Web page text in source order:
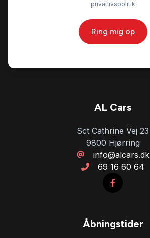
privatlivspolitik
Ring mig op
AL Cars
Sct Cathrine Vej 23
9800 Hjørring
info@alcars.dk
69 16 60 64
Åbningstider